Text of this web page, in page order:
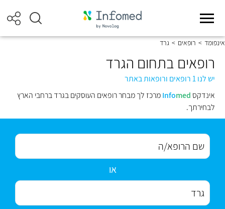
אינפומד > רופאים > גרד
רופאים בתחום הגרד
יש לנו 1 רופאים ורופאות באתר
אינדקס
Infomed
מרכז לך מבחר רופאים העוסקים בגרד ברחבי הארץ
לבחירתך.
או